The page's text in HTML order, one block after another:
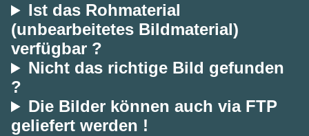
Ist das Rohmaterial
(unbearbeitetes Bildmaterial)
verfügbar ?
Nicht das richtige Bild gefunden
?
Die Bilder können auch via FTP
geliefert werden !